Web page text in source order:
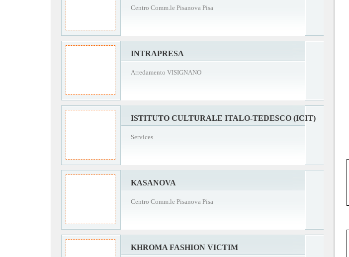
Centro Comm.le Pisanova Pisa
INTRAPRESA
Arredamento VISIGNANO
ISTITUTO CULTURALE ITALO-TEDESCO (ICIT)
Services
KASANOVA
Centro Comm.le Pisanova Pisa
KHROMA FASHION VICTIM